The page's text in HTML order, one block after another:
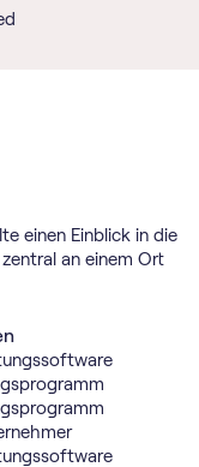
einen Einblick in die
an einem Ort